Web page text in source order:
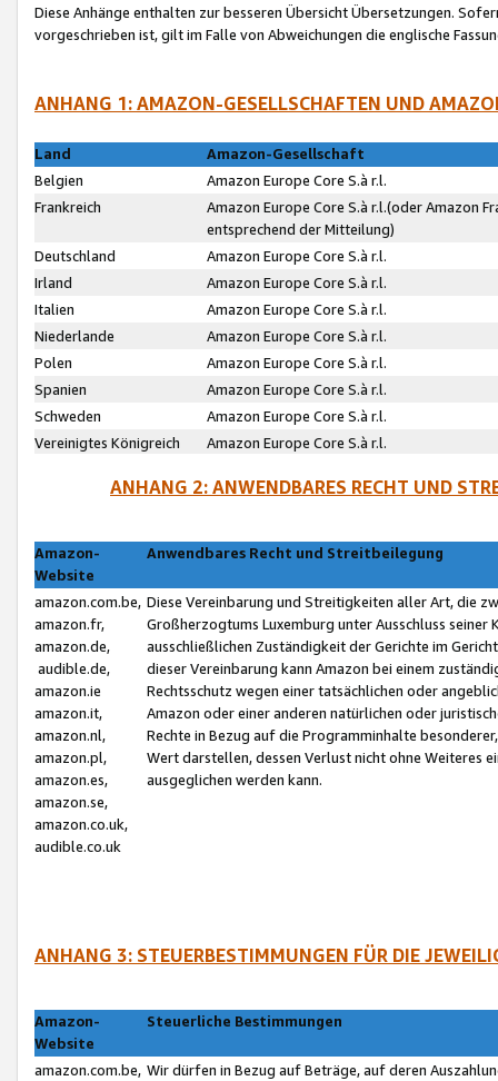
Diese Anhänge enthalten zur besseren Übersicht Übersetzungen.
vorgeschrieben ist, gilt im Falle von Abweichungen die englische
ANHANG 1: AMAZON-GESELLSCHAFTEN UND
Land
Amazon-Gesellschaft
Belgien
Amazon Europe Core S.à r.l.
Frankreich
Amazon Europe Core S.à r.l.(oder Amazon
entsprechend der Mitteilung)
Deutschland
Amazon Europe Core S.à r.l.
Irland
Amazon Europe Core S.à r.l.
Italien
Amazon Europe Core S.à r.l.
Niederlande
Amazon Europe Core S.à r.l.
Polen
Amazon Europe Core S.à r.l.
Spanien
Amazon Europe Core S.à r.l.
Schweden
Amazon Europe Core S.à r.l.
Vereinigtes Königreich
Amazon Europe Core S.à r.l.
ANHANG 2: ANWENDBARES RECHT UND
Amazon-
Website
Anwendbares Recht und Streitbeilegung
amazon.com.be,
amazon.fr,
amazon.de,
audible.de,
amazon.ie
amazon.it,
amazon.nl,
amazon.pl,
amazon.es,
amazon.se,
amazon.co.uk,
audible.co.uk
Diese Vereinbarung und Streitigkeiten aller Art, die
Großherzogtums Luxemburg unter Ausschluss
ausschließlichen Zuständigkeit der Gerichte im
dieser Vereinbarung kann Amazon bei einem
Rechtsschutz wegen einer tatsächlichen oder
Amazon oder einer anderen natürlichen oder
Rechte in Bezug auf die Programminhalte
Wert darstellen, dessen Verlust nicht ohne Weiteres
ausgeglichen werden kann.
ANHANG 3: STEUERBESTIMMUNGEN FÜR DIE
Amazon-
Website
Steuerliche Bestimmungen
amazon.com.be, Wir dürfen in Bezug auf Beträge, auf deren